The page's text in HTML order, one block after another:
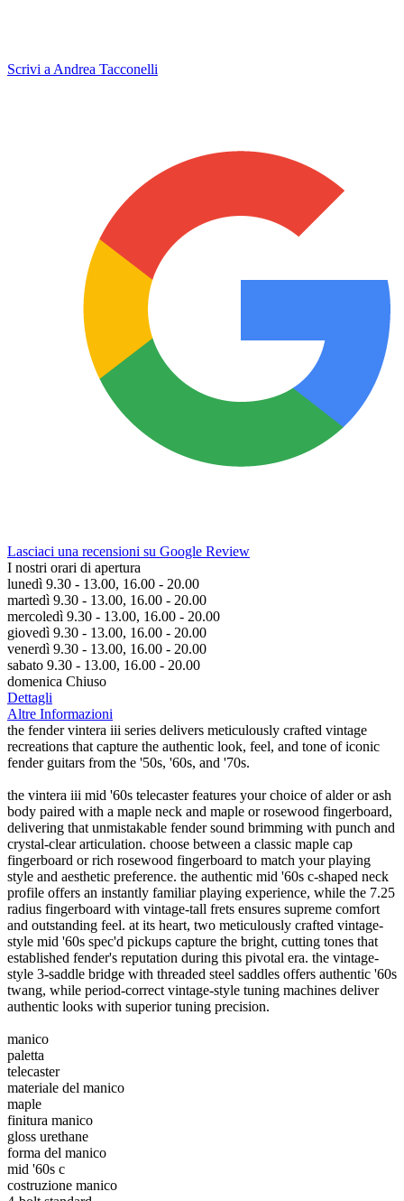
Scrivi a Andrea Tacconelli
Lasciaci una recensioni su Google Review
I nostri orari di apertura
lunedì 9.30 - 13.00, 16.00 - 20.00
martedì 9.30 - 13.00, 16.00 - 20.00
mercoledì 9.30 - 13.00, 16.00 - 20.00
giovedì 9.30 - 13.00, 16.00 - 20.00
venerdì 9.30 - 13.00, 16.00 - 20.00
sabato 9.30 - 13.00, 16.00 - 20.00
domenica Chiuso
Dettagli
Altre Informazioni
the fender vintera iii series delivers meticulously crafted vintage
recreations that capture the authentic look, feel, and tone of iconic
fender guitars from the '50s, '60s, and '70s.
the vintera iii mid '60s telecaster features your choice of alder or ash
body paired with a maple neck and maple or rosewood fingerboard,
delivering that unmistakable fender sound brimming with punch and
crystal-clear articulation. choose between a classic maple cap
fingerboard or rich rosewood fingerboard to match your playing
style and aesthetic preference. the authentic mid '60s c-shaped neck
profile offers an instantly familiar playing experience, while the 7.25
radius fingerboard with vintage-tall frets ensures supreme comfort
and outstanding feel. at its heart, two meticulously crafted vintage-
style mid '60s spec'd pickups capture the bright, cutting tones that
established fender's reputation during this pivotal era. the vintage-
style 3-saddle bridge with threaded steel saddles offers authentic '60s
twang, while period-correct vintage-style tuning machines deliver
authentic looks with superior tuning precision.
manico
paletta
telecaster
materiale del manico
maple
finitura manico
gloss urethane
forma del manico
mid '60s c
costruzione manico